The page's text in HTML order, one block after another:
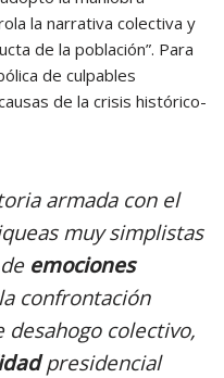
la narrativa colectiva y
de la población”. Para
de culpables
de la crisis histórico-
armada con el
muy simplistas
emociones
confrontación
desahogo colectivo,
presidencial